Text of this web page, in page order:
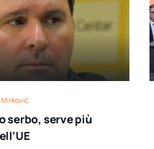
serbo, serve più